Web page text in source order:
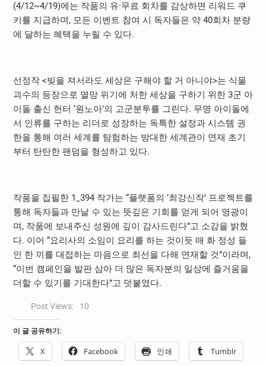
(4/12~4/19)에는 작품의 유·무료 회차를 감상하면 리워드 쿠
키를 지급하며, 모든 이벤트 참여 시 독자들은 약 40회차 분량
에 달하는 혜택을 누릴 수 있다.
선정작 <빚을 져서라도 세상은 구해야 할 거 아니야>는 식물
괴수의 등장으로 멸망 위기에 처한 세상을 구하기 위한 3군 아
이돌 출신 헌터 ‘원노아’의 고군분투를 그린다. 무명 아이돌에
서 인류를 구하는 리더로 성장하는 독특한 설정과 시스템 권
한을 통해 여러 세계를 탐험하는 방대한 세계관이 연재 초기
부터 탄탄한 팬덤을 형성하고 있다.
작품을 집필한 1_394 작가는 “플랫폼의 ‘최강신작’ 프로젝트를
통해 독자들과 만날 수 있는 뜻깊은 기회를 얻게 되어 영광이
며, 작품에 보내주신 성원에 깊이 감사드린다”고 소감을 밝혔
다. 이어 “요리사의 소임이 요리를 하는 것이듯 매 화 정성 들
인 한 끼를 대접하는 마음으로 최선을 다해 연재할 것”이라며,
“이번 캠페인을 발판 삼아 더 많은 독자분의 일상에 즐거움을
더할 수 있기를 기대한다”고 덧붙였다.
Post Views: 10
이 글 공유하기:
X Facebook 인쇄 Tumblr